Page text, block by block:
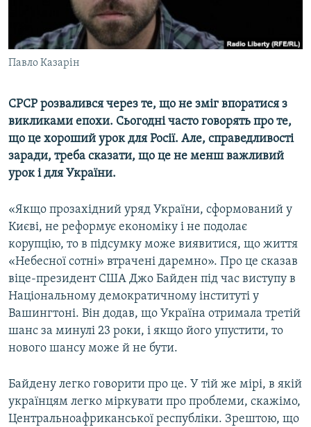
ВІДЕОУРОКИ «ELIFBE»
СВІДЧЕННЯ ОКУПАЦІЇ
УКРАЇНСЬКА ПРОБЛЕМА КРИМУ
Qırımtatar
Усі сайти RFE/RL
Павло Казарін
СРСР розвалився через те, що не зміг впоратися з
викликами епохи. Сьогодні часто говорять про те,
що це хороший урок для Росії. Але, справедливості
заради, треба сказати, що це не менш важливий
урок і для України.
«Якщо прозахідний уряд України, сформований у
Києві, не реформує економіку і не подолає
корупцію, то в підсумку може виявитися, що життя
«Небесної сотні» втрачені даремно». Про це сказав
віце-президент США Джо Байден під час виступу в
Національному демократичному інституті у
Вашингтоні. Він додав, що Україна отримала третій
шанс за минулі 23 роки, і якщо його упустити, то
нового шансу може й не бути.
Байдену легко говорити про це. У тій же мірі, в якій
українцям легко міркувати про проблеми, скажімо,
Центральноафриканської республіки. Зрештою, що